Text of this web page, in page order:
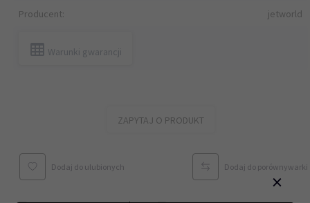
Producent:
jetworld
Warunki gwarancji
ZAPYTAJ O PRODUKT
Dodaj do ulubionych Dodaj do porównywarki
×